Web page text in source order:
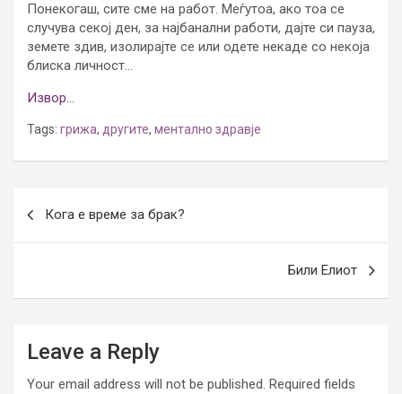
Понекогаш, сите сме на работ. Меѓутоа, ако тоа се
случува секој ден, за најбанални работи, дајте си пауза,
земете здив, изолирајте се или одете некаде со некоја
блиска личност…
Извор…
Tags: грижа, другите, ментално здравје
navigation
Кога е време за брак?
Били Елиот
Leave a Reply
Your email address will not be published. Required fields